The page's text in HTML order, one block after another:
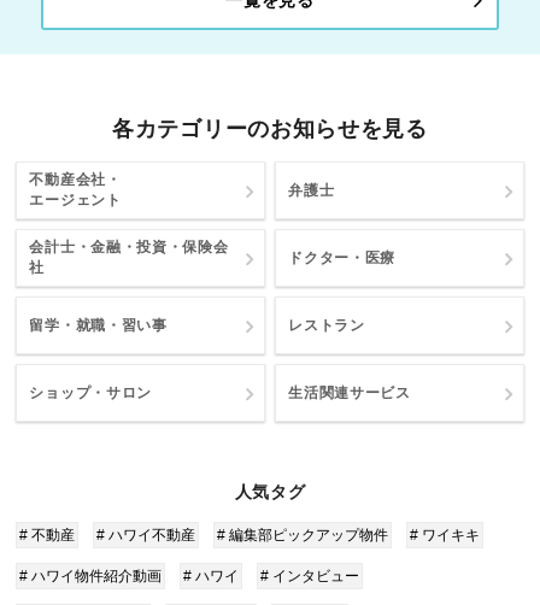
各カテゴリーのお知らせを見る
不動産会社・
エージェント
弁護士
会計士・金融・投資・保険会
社
ドクター・医療
留学・就職・習い事 レストラン
ショップ・サロン 生活関連サービス
人気タグ
# 不動産 # ハワイ不動産 # 編集部ピックアップ物件 # ワイキキ
# ハワイ物件紹介動画 # ハワイ # インタビュー